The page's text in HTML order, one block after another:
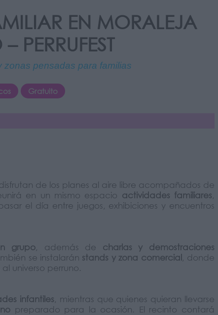
EN MORALEJA
PERRUFEST
pensadas para familias
Gratuito
de los planes al aire libre acompañados de
en un mismo espacio actividades familiares
el día entre juegos, exhibiciones y encuentros
grupo, además de charlas y demostraciones
se instalarán stands y zona comercial
, donde
universo perruno.
infantiles , mientras que quienes quieran llevarse
preparado para la ocasión. El recinto contará